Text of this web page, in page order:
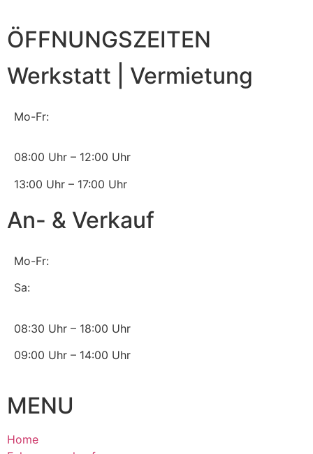
ÖFFNUNGSZEITEN
Werkstatt | Vermietung
Mo-Fr:
08:00 Uhr – 12:00 Uhr
13:00 Uhr – 17:00 Uhr
An- & Verkauf
Mo-Fr:
Sa:
08:30 Uhr – 18:00 Uhr
09:00 Uhr – 14:00 Uhr
MENU
Home